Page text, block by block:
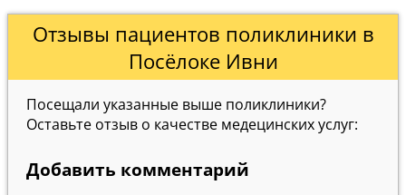
Отзывы пациентов поликлиники в
Посёлоке Ивни
Посещали указанные выше поликлиники?
Оставьте отзыв о качестве медецинских услуг:
Добавить комментарий